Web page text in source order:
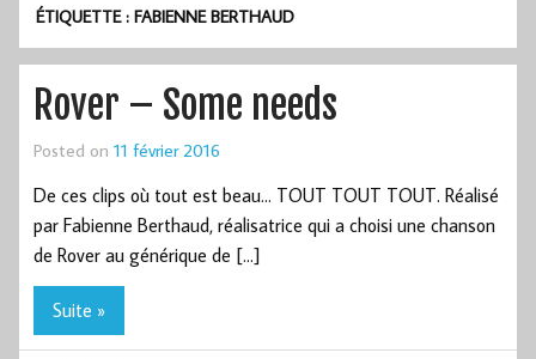
ÉTIQUETTE :FABIENNE BERTHAUD
Rover – Some needs
Posted on 11 février 2016
De ces clips où tout est beau… TOUT TOUT TOUT. Réalisé
par Fabienne Berthaud, réalisatrice qui a choisi une chanson
de Rover au générique de […]
Suite »